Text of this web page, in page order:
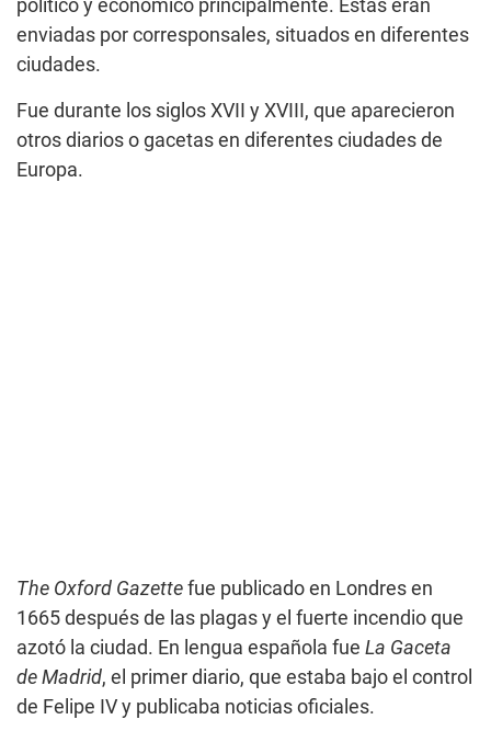
político y económico principalmente. Estas eran
enviadas por corresponsales, situados en diferentes
ciudades.
Fue durante los siglos XVII y XVIII, que aparecieron
otros diarios o gacetas en diferentes ciudades de
Europa.
The Oxford Gazette fue publicado en Londres en
1665 después de las plagas y el fuerte incendio que
azotó la ciudad. En lengua española fue La Gaceta
de Madrid, el primer diario, que estaba bajo el control
de Felipe IV y publicaba noticias oficiales.